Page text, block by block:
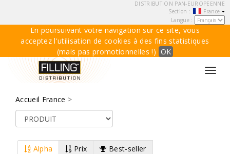
DISTRIBUTION PAN-EUROPEENNE
Section :
France
Langue :
En poursuivant votre navigation sur ce site, vous
acceptez l'utilisation de cookies à des fins statistiques
(mais pas promotionnelles !) OK
Accueil France >
Alpha Prix
Best-seller